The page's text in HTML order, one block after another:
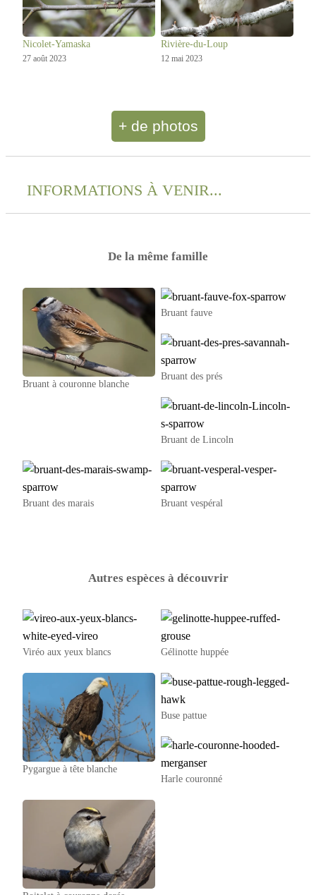
Nicolet-Yamaska
27 août 2023
Rivière-du-Loup
12 mai 2023
+ de photos
INFORMATIONS À VENIR...
De la même famille
Bruant à couronne blanche
Bruant fauve
Bruant des prés
Bruant de Lincoln
Bruant des marais Bruant vespéral
Autres espèces à découvrir
Viréo aux yeux blancs Gélinotte huppée
Pygargue à tête blanche
Buse pattue
Harle couronné